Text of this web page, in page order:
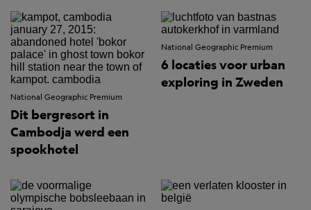
National Geographic Premium
Dit bergresort in
Cambodja werd een
spookhotel
National Geographic Premium
6 locaties voor urban
exploring in Zweden